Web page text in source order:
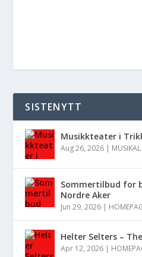
SISTENYTT
Musikkteater i
Aug 26, 2026 | MUSIKAL
Sommertilbud for
Nordre Aker
Jun 29, 2026 |
Helter Selters –
Apr 12, 2026 |